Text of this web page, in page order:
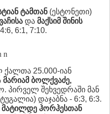
ტამთან(ესტონეთი)
და მაქსიმ შინის
6:1, 7:10.
n
25.000-იან
მარიამ ბოლქვაძე,
პირველ შეხვედრაში მან
დაჯაბნა - 6:3, 6:3.
მატილდე ჰორჰესთან